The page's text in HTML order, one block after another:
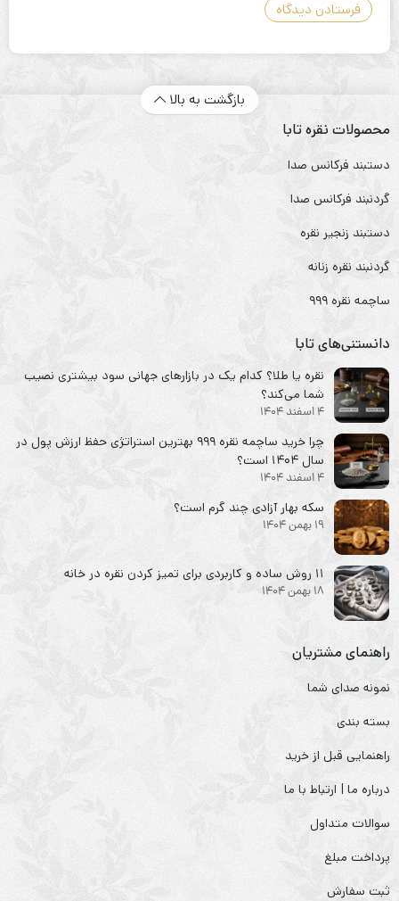
بازگشت به بالا
محصولات نقره تابا
دستبند فرکانس صدا
گردنبند فرکانس صدا
دستبند زنجیر نقره
گردنبند نقره زنانه
ساچمه نقره ۹۹۹
دانستنی‌های تابا
نقره یا طلا؟ کدام یک در بازارهای جهانی سود بیشتری نصیب
شما می‌کند؟
4 اسفند 1404
چرا خرید ساچمه نقره ۹۹۹ بهترین استراتژی حفظ ارزش پول در
سال ۱۴۰۴ است؟
4 اسفند 1404
سکه‌ بهار آزادی چند گرم است؟
19 بهمن 1404
۱۱ روش ساده و کاربردی برای تمیز کردن نقره در خانه
18 بهمن 1404
راهنمای مشتریان
نمونه صدای شما
بسته بندی
راهنمایی قبل از خرید
درباره ما | ارتباط با ما
سوالات متداول
پرداخت مبلغ
ثبت سفارش